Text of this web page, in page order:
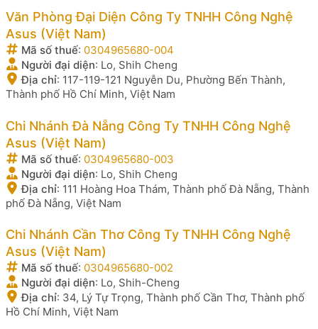
Văn Phòng Đại Diện Công Ty TNHH Công Nghệ
Asus (Việt Nam)
Mã số thuế: 0304965680-004
Người đại diện: Lo, Shih Cheng
Địa chỉ: 117-119-121 Nguyễn Du, Phường Bến Thành,
Thành phố Hồ Chí Minh, Việt Nam
Chi Nhánh Đà Nẵng Công Ty TNHH Công Nghệ
Asus (Việt Nam)
Mã số thuế: 0304965680-003
Người đại diện: Lo, Shih Cheng
Địa chỉ: 111 Hoàng Hoa Thám, Thành phố Đà Nẵng, Thành
phố Đà Nẵng, Việt Nam
Chi Nhánh Cần Thơ Công Ty TNHH Công Nghệ
Asus (Việt Nam)
Mã số thuế: 0304965680-002
Người đại diện: Lo, Shih-Cheng
Địa chỉ: 34, Lý Tự Trọng, Thành phố Cần Thơ, Thành phố
Hồ Chí Minh, Việt Nam